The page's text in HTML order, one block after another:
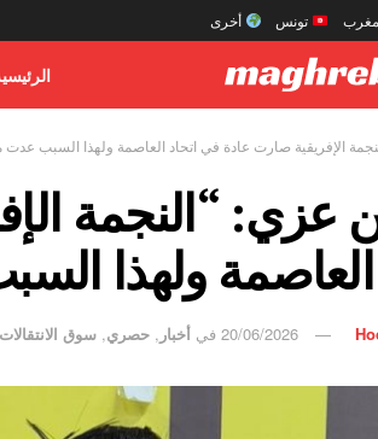
تونس أخرى
الإفريقية صارت عادة في اتحاد العاصمة ولهذا السبب
عزي: “النجمة
العاصمة ولهذا
20/06/2026 في أخبار , حصري, سوق الانتقالات